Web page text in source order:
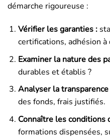
démarche rigoureuse :
Vérifier les garanties :
certifications, adhésion
Examiner la nature des
durables et établis ?
Analyser la
des fonds, frais justifiés.
Connaître les conditions
formations dispensées,